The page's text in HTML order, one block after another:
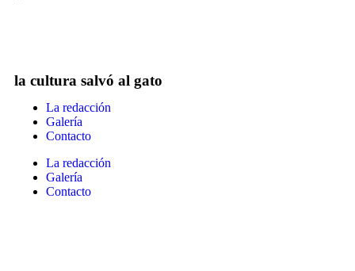
la cultura salvó al gato
La redacción
Galería
Contacto
La redacción
Galería
Contacto